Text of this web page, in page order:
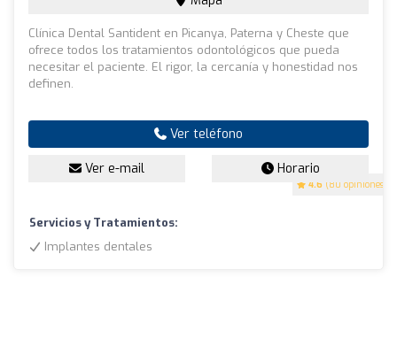
4.6 (80 opiniones)
Clínica Dental Santident en Picanya, Paterna y Cheste que
ofrece todos los tratamientos odontológicos que pueda
necesitar el paciente. El rigor, la cercanía y honestidad nos
definen.
Ver teléfono
Ver e-mail Horario
Servicios y Tratamientos:
Implantes dentales